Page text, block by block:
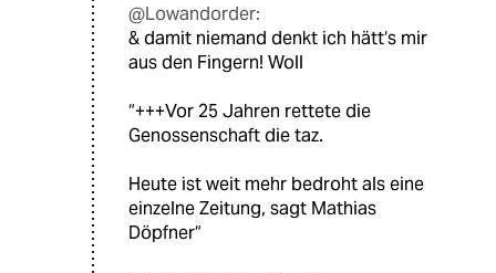
@Lowandorder:
& damit niemand denkt ich hätt‘s mir
aus den Fingern! Woll
“+++Vor 25 Jahren rettete die
Genossenschaft die taz.
Heute ist weit mehr bedroht als eine
einzelne Zeitung, sagt Mathias
Döpfner“